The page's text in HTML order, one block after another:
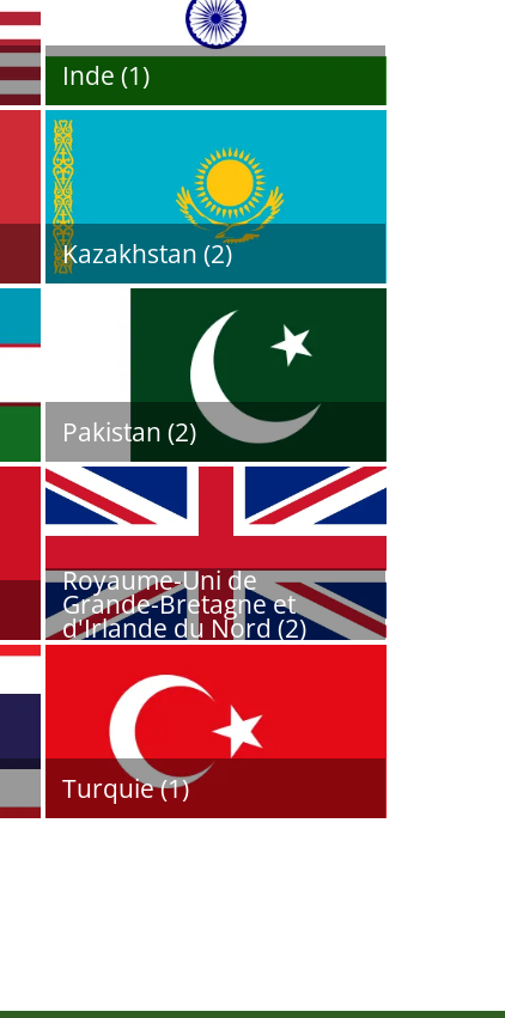
Inde (1)
Kazakhstan (2)
Pakistan (2)
Royaume-Uni de
Grande-Bretagne et
d'Irlande du Nord (2)
Turquie (1)